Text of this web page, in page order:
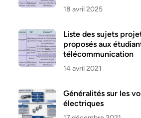
18 avril 2025
Liste des sujets
proposés aux
télécommunication
14 avril 2021
Généralités sur les
électriques